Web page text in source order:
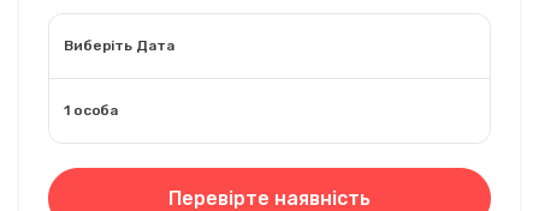
Виберіть Дата
1 особа
Перевірте наявність